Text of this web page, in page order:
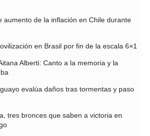
aumento de la inflación en Chile durante
en Brasil por fin de la escala 6×1
Alberti: Canto a la memoria y la
evalúa daños tras tormentas y paso
tres bronces que saben a victoria en